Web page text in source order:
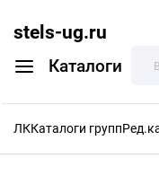
stels-ug.ru
Каталоги
ЛККаталоги групп